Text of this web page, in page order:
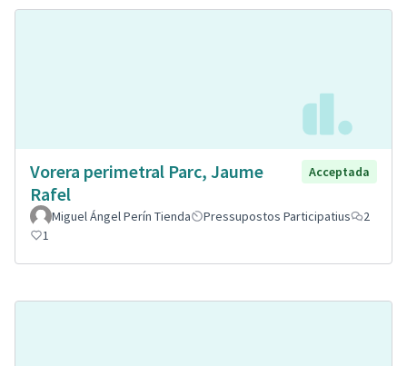
Vorera perimetral Parc, Jaume
Rafel
Acceptada
Miguel Ángel Perín Tienda Pressupostos Participatius
2
1